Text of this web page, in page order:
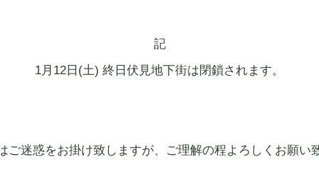
記
1月12日(土) 終日伏見地下街は閉鎖されます。
ご迷惑をお掛け致しますが、ご理解の程よろしくお願い